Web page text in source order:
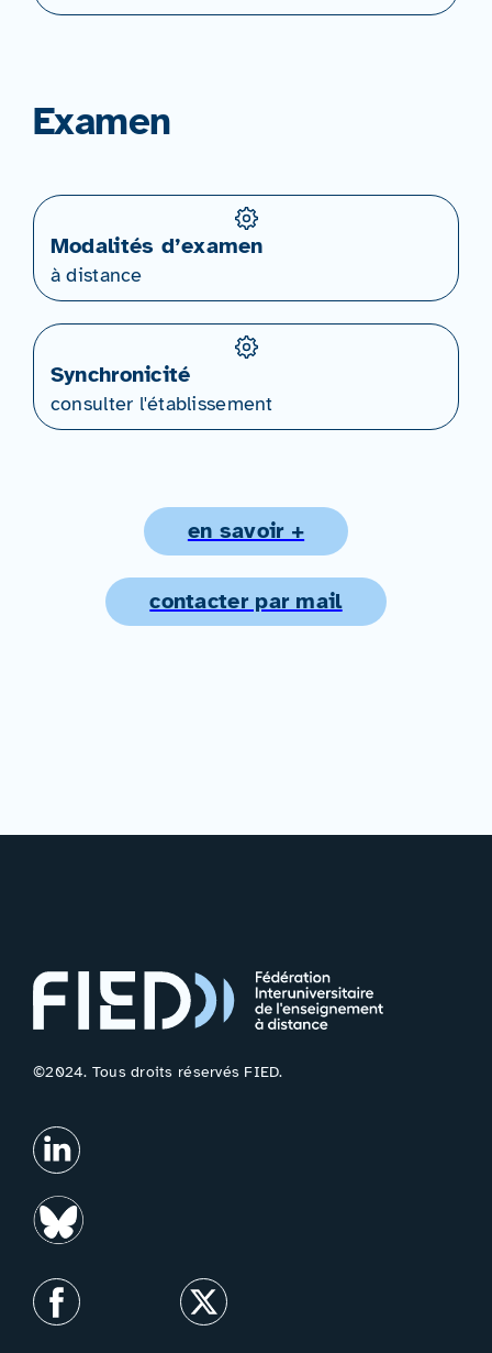
Examen
Modalités d’examen
à distance
Synchronicité
consulter l'établissement
en savoir +
contacter par mail
©2024. Tous droits réservés FIED.